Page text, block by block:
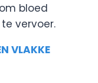
bloed
vervoer.
VLAKKE